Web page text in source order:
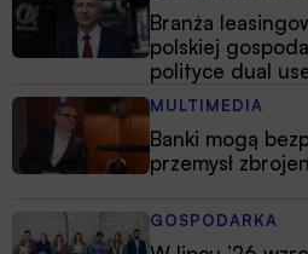
Branża
polskiej
polityce dual
MULTIMEDIA
Banki mogą
przemysł
GOSPODARKA